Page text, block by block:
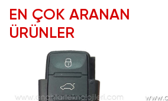
EN ÇOK ARANAN
ÜRÜNLER